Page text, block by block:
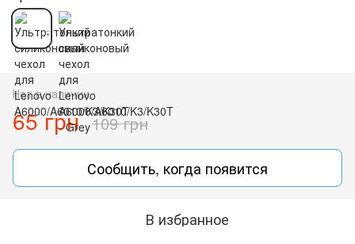
Нет в наличии
65 грн 109 грн
Сообщить, когда появится
В избранное